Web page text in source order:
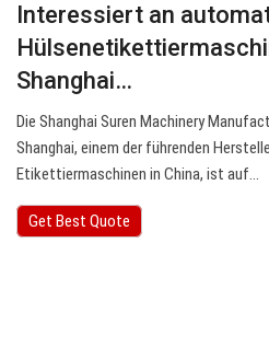
Interessiert an
Shanghai…
Die Shanghai Suren Machinery
Shanghai, einem der führenden
Etikettiermaschinen in China, ist auf…
Get Best Quote